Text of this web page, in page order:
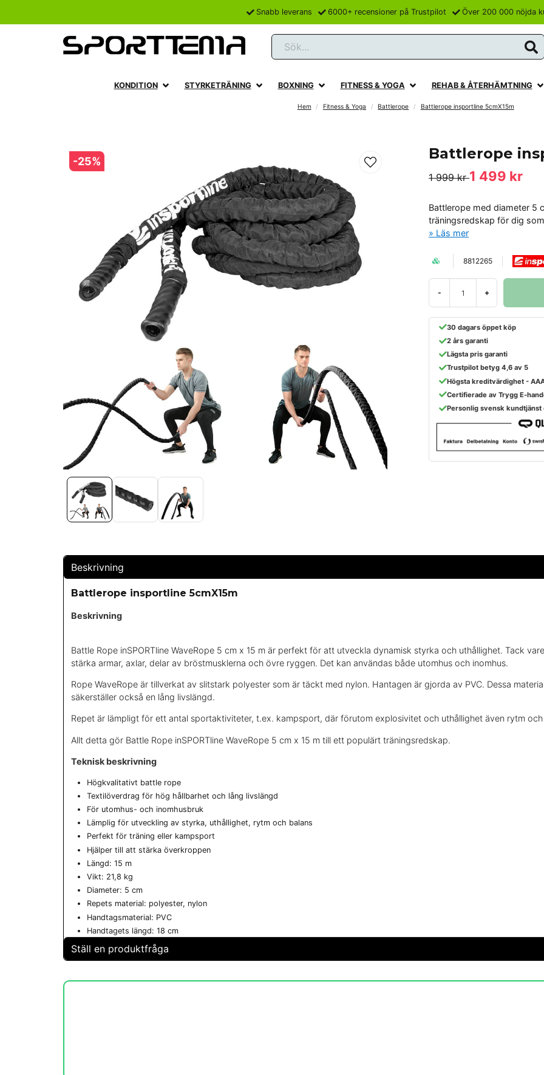
Snabb leverans 6000+ recensioner på Trustpilot Över 200 000 nöjda
Sök...
KONDITION STYRKETRÄNING BOXNING FITNESS & YOGA REHAB & ÅTERHÄMTNING
Hem Fitness & Yoga Battlerope Battlerope insportline 5cmX15m
-25% Battlerope
1 999 kr1 499 kr
Battlerope med diameter 5
träningsredskap för dig
Läs mer
8812265
- +
30 dagars öppet köp
2 års garanti
Lägsta pris garanti
Trustpilot betyg 4,6 av 5
Högsta kreditvärdighet -
Certifierade av Trygg E-
Personlig svensk
Beskrivning
Battlerope insportline 5cmX15m
Beskrivning
Battle Rope inSPORTline WaveRope 5 cm x 15 m är perfekt för att utveckla dynamisk styrka och uthållighet. Tack
stärka armar, axlar, delar av bröstmusklerna och övre ryggen. Det kan användas både utomhus och inomhus.
Rope WaveRope är tillverkat av slitstark polyester som är täckt med nylon. Hantagen är gjorda av PVC. Dessa
säkerställer också en lång livslängd.
Repet är lämpligt för ett antal sportaktiviteter, t.ex. kampsport, där förutom explosivitet och uthållighet även rytm
Allt detta gör Battle Rope inSPORTline WaveRope 5 cm x 15 m till ett populärt träningsredskap.
Teknisk beskrivning
Högkvalitativt battle rope
Textilöverdrag för hög hållbarhet och lång livslängd
För utomhus- och inomhusbruk
Lämplig för utveckling av styrka, uthållighet, rytm och balans
Perfekt för träning eller kampsport
Hjälper till att stärka överkroppen
Längd: 15 m
Vikt: 21,8 kg
Diameter: 5 cm
Repets material: polyester, nylon
Handtagsmaterial: PVC
Handtagets längd: 18 cm
Ställ en produktfråga
Fråga oss något om denna produkten...